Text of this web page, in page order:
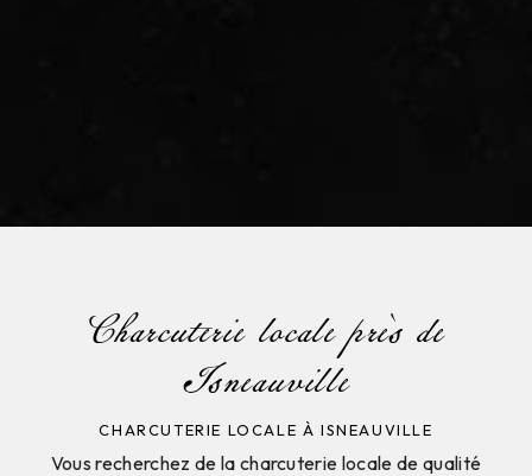
Charcuterie locale près de
Isneauville
CHARCUTERIE LOCALE À ISNEAUVILLE
Vous recherchez de la charcuterie locale de qualité